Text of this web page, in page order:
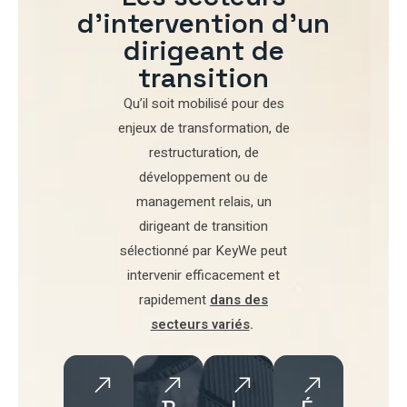
d'intervention d'un
dirigeant de
transition
Qu’il soit mobilisé pourdes
enjeux de transformation, de
restructuration, de
développementou de
management relais, un
dirigeant de transition
sélectionné par KeyWe peut
intervenir efficacement et
rapidement dans des
secteurs variés.